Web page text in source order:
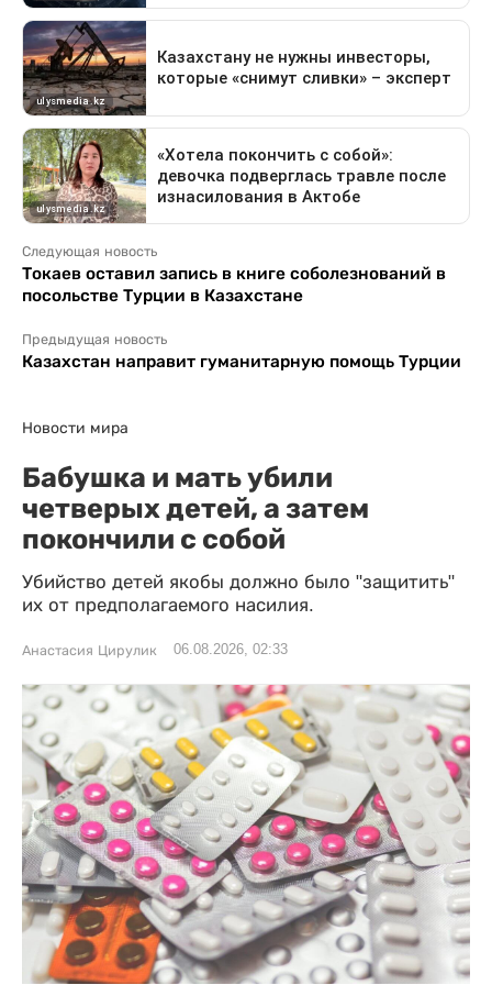
Следующая новость
Токаев оставил запись в книге соболезнований в
посольстве Турции в Казахстане
Предыдущая новость
Казахстан направит гуманитарную помощь Турции
Новости мира
Бабушка и мать убили
четверых детей, а затем
покончили с собой
Убийство детей якобы должно было "защитить"
их от предполагаемого насилия.
Анастасия Цирулик 06.08.2026, 02:33